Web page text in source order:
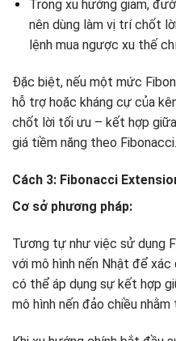
Trong xu hướng giảm,
nên dùng làm vị trí chốt
lệnh mua ngược xu thế
Đặc biệt, nếu một mức
hỗ trợ hoặc kháng cự của
chốt lời tối ưu – kết hợp
giá tiềm năng theo Fibonacci.
Cách 3: Fibonacci
Cơ sở phương pháp:
Tương tự như việc sử dụng
với mô hình nến Nhật để
có thể áp dụng sự kết hợp
mô hình nến đảo chiều